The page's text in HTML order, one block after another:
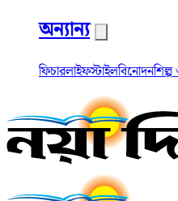
অন্যান্য
ফিচারলাইফস্টাইলবিনোদন